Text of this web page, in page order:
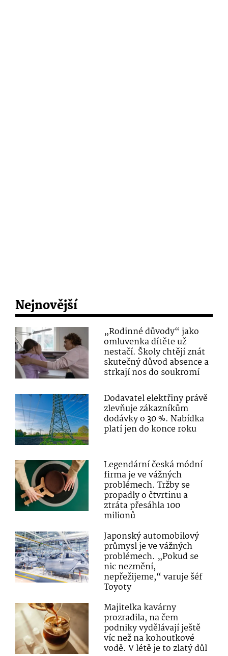
Nejnovější
„Rodinné důvody“ jako
omluvenka dítěte už
nestačí. Školy chtějí znát
skutečný důvod absence a
strkají nos do soukromí
Dodavatel elektřiny právě
zlevňuje zákazníkům
dodávky o 30 %. Nabídka
platí jen do konce roku
Legendární česká módní
firma je ve vážných
problémech. Tržby se
propadly o čtvrtinu a
ztráta přesáhla 100
milionů
Japonský automobilový
průmysl je ve vážných
problémech. „Pokud se
nic nezmění,
nepřežijeme,“ varuje šéf
Toyoty
Majitelka kavárny
prozradila, na čem
podniky vydělávají ještě
víc než na kohoutkové
vodě. V létě je to zlatý důl